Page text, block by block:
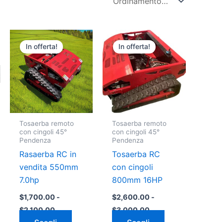
In offerta!
Tosaerba remoto
con cingoli 45°
Pendenza
Rasaerba RC in
vendita 550mm
7.0hp
$1,700.00 -
$2,100.00
Fascia
di
prezzo:
da
$1,700.00
a
$2,100.00
Questo
prodotto
ha
più
varianti.
Le
opzioni
possono
scelte
nella
In offerta!
Tosaerba remoto
con cingoli 45°
Pendenza
Tosaerba RC
con cingoli
800mm 16HP
$2,600.00 -
$3,000.00
Fascia
di
prezzo:
da
$2,600.00
a
$3,000.00
prodotto
ha
più
varianti.
Le
possono